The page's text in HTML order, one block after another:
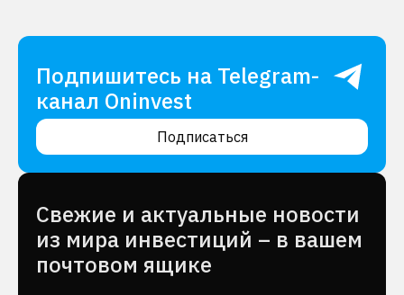
Подпишитесь на Telegram-
канал Oninvest
Подписаться
Cвежие и актуальные новости
из мира инвестиций – в вашем
почтовом ящике